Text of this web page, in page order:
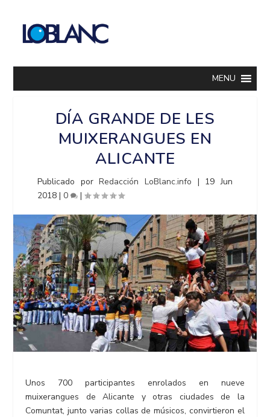
MENU
DÍA GRANDE DE LES
MUIXERANGUES EN
ALICANTE
Publicado porRedacción LoBlanc.info | 19 Jun
2018 |0 |
Unos 700 participantes enrolados en nueve
muixerangues de Alicante y otras ciudades de la
Comuntat, junto varias collas de músicos, convirtieron el